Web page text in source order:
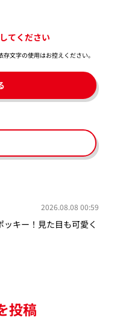
てください
文字の使用はお控えください。​
2026.08.08 00:59
キー！見た目も可愛く
投稿